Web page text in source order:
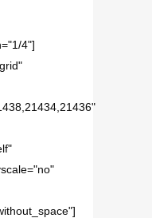
4"]